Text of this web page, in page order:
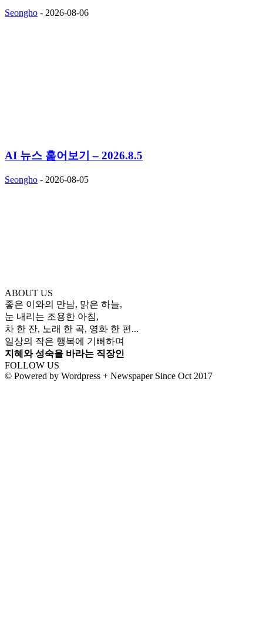
Seongho - 2026-08-06
AI 뉴스 훑어보기 – 2026.8.5
Seongho - 2026-08-05
ABOUT US
좋은 이와의 만남, 맑은 하늘,
눈 내리는 조용한 아침,
차 한 잔, 노래 한 곡, 영화 한 편...
일상의 작은 행복에 기뻐하며
지혜와 성숙을 바라는 직장인
FOLLOW US
© Powered by Wordpress + Newspaper Since Oct 2017